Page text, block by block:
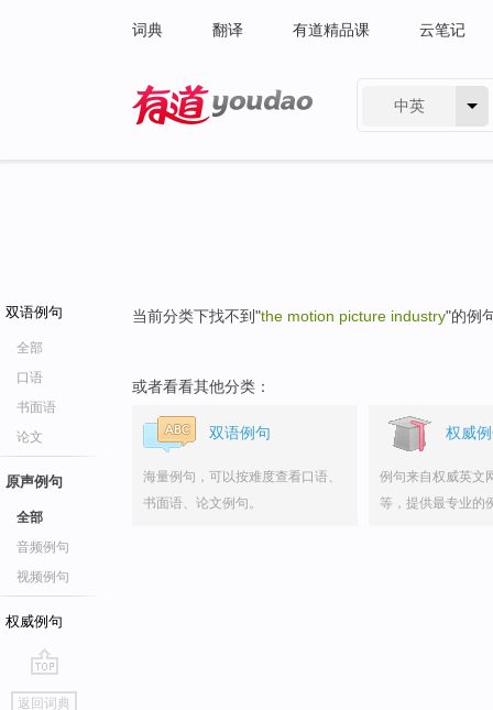
词典 翻译 有道精品课 云笔记
中英
双语例句
全部
口语
书面语
论文
原声例句
全部
音频例句
视频例句
权威例句
go
返回词典
当前分类下找不到"the motion picture industry"的例
或者看看其他分类：
双语例句
海量例句，可以按难度查看口语、
书面语、论文例句。
权威
例句来自权威英文
等，提供最专业的